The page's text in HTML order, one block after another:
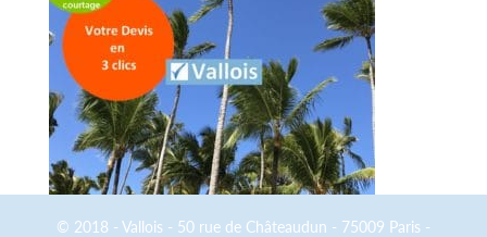
© 2018 - Vallois - 50 rue de Châteaudun - 75009 Paris -